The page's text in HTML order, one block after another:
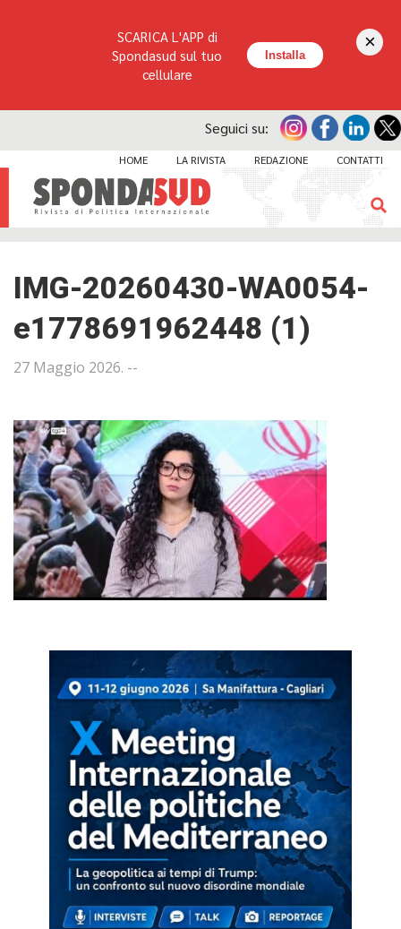
Seguici su:
HOME LA RIVISTA REDAZIONE CONTATTI
IMG-20260430-WA0054-
e1778691962448 (1)
27 Maggio 2026. --
SCARICA L'APP di
Spondasud sul tuo
cellulare
Installa
×